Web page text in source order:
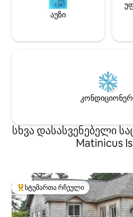
აუზი
სხვა დასასვენებელი
Matinicus
სტუმართა რჩეული მოწინავე
სტუმართა რჩეული